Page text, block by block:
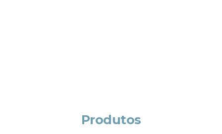
Produtos